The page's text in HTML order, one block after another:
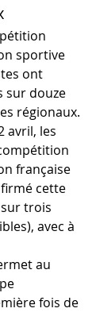
sportive
ont
sur douze
régionaux.
avril, les
française
cette
trois
avec à
au
fois de